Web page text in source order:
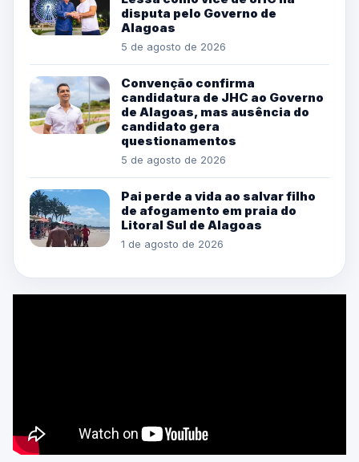
disputa pelo Governo de
Alagoas
5 de agosto de 2026
Convenção confirma
candidatura de JHC ao Governo
de Alagoas, mas ausência do
candidato gera
questionamentos
5 de agosto de 2026
Pai perde a vida ao salvar filho
de afogamento em praia do
Litoral Sul de Alagoas
1 de agosto de 2026